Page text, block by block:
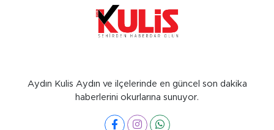
Aydın Kulis Aydın ve ilçelerinde en güncel son dakika
haberlerini okurlarına sunuyor.